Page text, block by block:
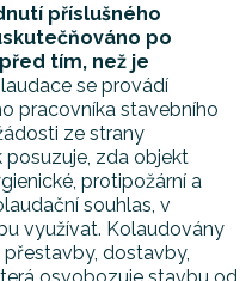
příslušného
po
tím, než je
se provádí
pracovníka stavebního
ze strany
posuzuje, zda objekt
protipožární a
souhlas, v
využívat. Kolaudovány
dostavby,